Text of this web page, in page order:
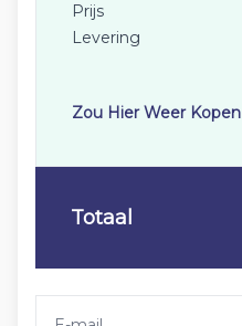
Prijs
Levering
Zou Hier Weer Kopen
Totaal